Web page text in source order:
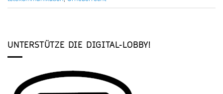
UNTERSTÜTZE DIE DIGITAL-LOBBY!